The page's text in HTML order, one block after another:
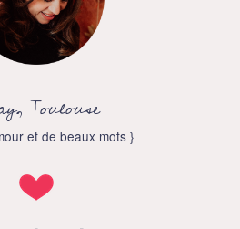
Toulouse
et de beaux mots }